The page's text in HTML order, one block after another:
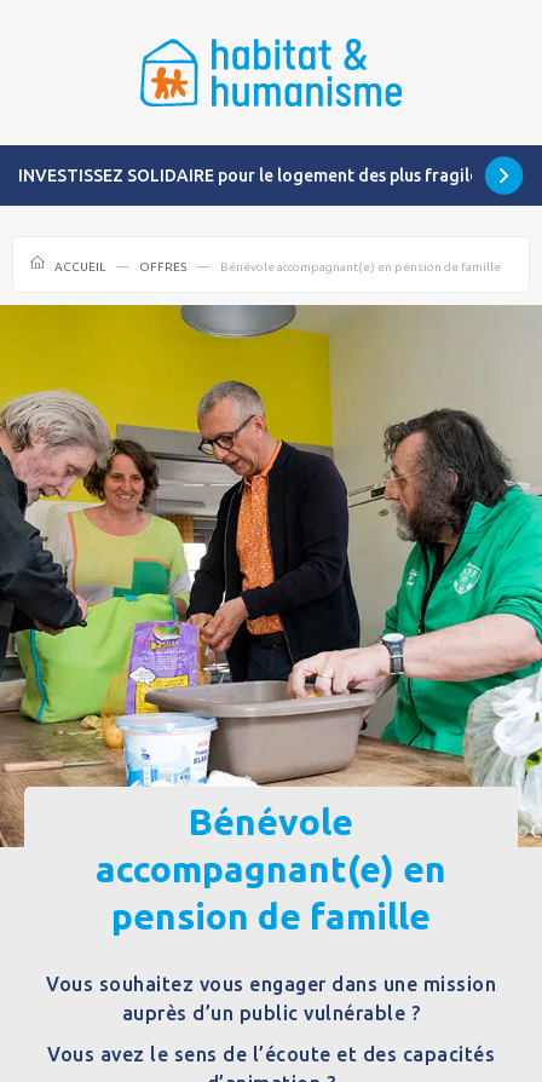
INVESTISSEZ SOLIDAIRE pour le logement des plus fragiles
ACCUEIL OFFRES Bénévole accompagnant(e) en pension de famille
Bénévole
accompagnant(e) en
pension de famille
Vous souhaitez vous engager dans une mission
auprès d’un public vulnérable ?
Vous avez le sens de l’écoute et des capacités